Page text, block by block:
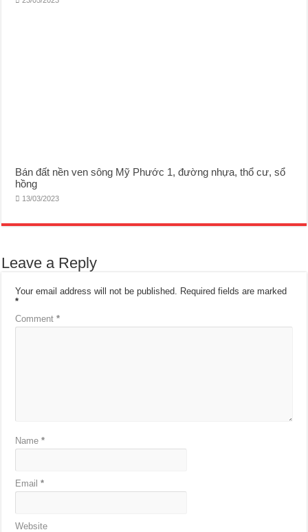
Bán đất nền ven sông Mỹ Phước 1, đường nhựa, thổ cư, sổ
hồng
13/03/2023
Leave a Reply
Your email address will not be published. Required fields are marked
*
Comment*
Name*
Email*
Website